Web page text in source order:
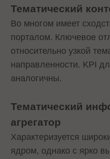
Тематический
Во многом имеет
порталом. Ключевое
относительно узкой
направленности. KPI
аналогичны.
Тематический
агрегатор
Характеризуется
ядром, однако с ярко